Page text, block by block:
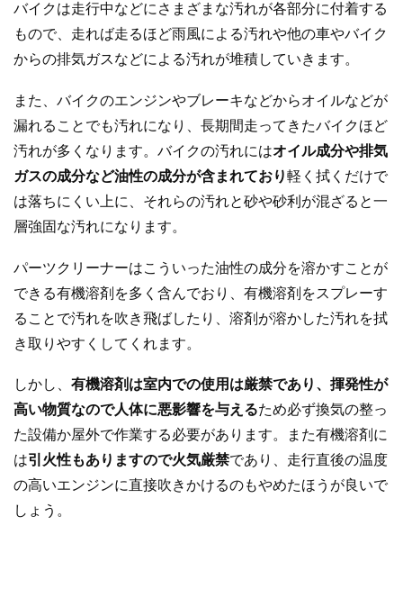
バイクは走行中などにさまざまな汚れが各部分に付着する
もので、走れば走るほど雨風による汚れや他の車やバイク
からの排気ガスなどによる汚れが堆積していきます。
また、バイクのエンジンやブレーキなどからオイルなどが
漏れることでも汚れになり、長期間走ってきたバイクほど
汚れが多くなります。バイクの汚れにはオイル成分や排気
ガスの成分など油性の成分が含まれており軽く拭くだけで
は落ちにくい上に、それらの汚れと砂や砂利が混ざると一
層強固な汚れになります。
パーツクリーナーはこういった油性の成分を溶かすことが
できる有機溶剤を多く含んでおり、有機溶剤をスプレーす
ることで汚れを吹き飛ばしたり、溶剤が溶かした汚れを拭
き取りやすくしてくれます。
しかし、 有機溶剤は室内での使用は厳禁であり、揮発性が
高い物質なので人体に悪影響を与えるため必ず換気の整っ
た設備か屋外で作業する必要があります。また有機溶剤に
は引火性もありますので火気厳禁であり、走行直後の温度
の高いエンジンに直接吹きかけるのもやめたほうが良いで
しょう。